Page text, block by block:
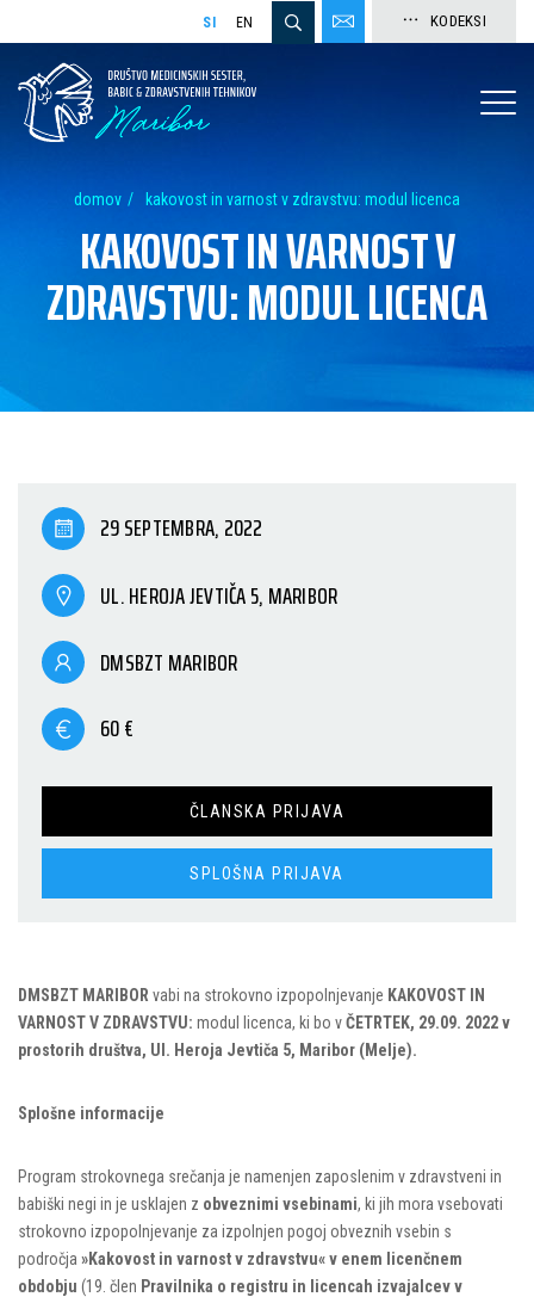
SI EN KODEKSI
domov kakovost in varnost v zdravstvu: modul licenca
KAKOVOST IN VARNOST V
ZDRAVSTVU: MODUL LICENCA
29 SEPTEMBRA, 2022
UL. HEROJA JEVTIČA 5, MARIBOR
DMSBZT MARIBOR
60 €
ČLANSKA PRIJAVA
SPLOŠNA PRIJAVA
DMSBZT MARIBOR vabi na strokovno izpopolnjevanje KAKOVOST IN
VARNOST V ZDRAVSTVU: modul licenca, ki bo vČETRTEK, 29.09. 2022v
prostorih društva, Ul. Heroja Jevtiča 5, Maribor (Melje).
Splošne informacije
Program strokovnega srečanja je namenjen zaposlenim v zdravstveni in
babiški negi in je usklajen z obveznimi vsebinami, ki jih mora vsebovati
strokovno izpopolnjevanje za izpolnjen pogoj obveznih vsebin s
področja »Kakovost in varnost v zdravstvu« v enem licenčnem
obdobju (19. člen Pravilnika o registru in licencah izvajalcev v